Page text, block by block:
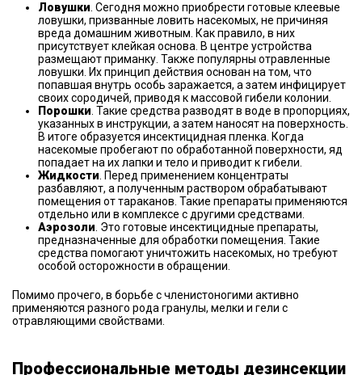
Ловушки . Сегодня можно приобрести готовые клеевые
ловушки, призванные ловить насекомых, не причиняя
вреда домашним животным. Как правило, в них
присутствует клейкая основа. В центре устройства
размещают приманку. Также популярны отравленные
ловушки. Их принцип действия основан на том, что
попавшая внутрь особь заражается, а затем инфицирует
своих сородичей, приводя к массовой гибели колонии.
Порошки . Такие средства разводят в воде в пропорциях,
указанных в инструкции, а затем наносят на поверхность.
В итоге образуется инсектицидная пленка. Когда
насекомые пробегают по обработанной поверхности, яд
попадает на их лапки и тело и приводит к гибели.
Жидкости . Перед применением концентраты
разбавляют, а полученным раствором обрабатывают
помещения от тараканов. Такие препараты применяются
отдельно или в комплексе с другими средствами.
Аэрозоли . Это готовые инсектицидные препараты,
предназначенные для обработки помещения. Такие
средства помогают уничтожить насекомых, но требуют
особой осторожности в обращении.
Помимо прочего, в борьбе с членистоногими активно
применяются разного рода гранулы, мелки и гели с
отравляющими свойствами.
Профессиональные методы дезинсекции